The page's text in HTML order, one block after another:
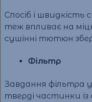
Спосіб і
теж впливає на
сушінні тютюн
Фільтр
Завдання фільтра
тверді частинки